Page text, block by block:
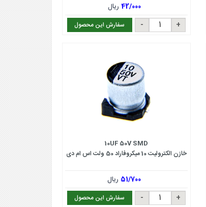
42/000 ریال
سفارش این محصول
10UF 50V SMD
خازن الکترولیت 10 میکروفاراد 50 ولت اس ام دی
51/700 ریال
سفارش این محصول